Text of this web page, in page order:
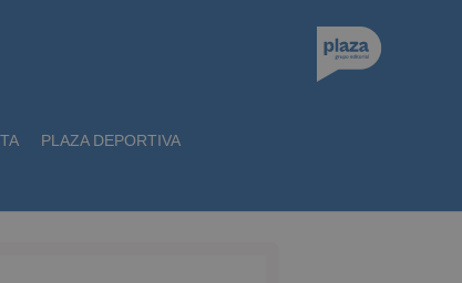
PLAZA DEPORTIVA